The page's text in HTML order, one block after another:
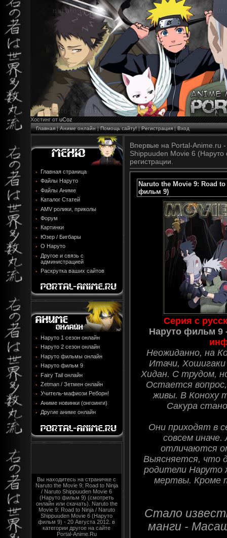
Хостинг от uCoz
Главная|Аниме онлайн|Помощь сайту!|Регистрация|Вход
Главная страница
Файлы Наруто
Файлы Аниме
Каталог Статей
AMV ролики, приколы
Форум
Картинки
Юзер / Бигбары
О Наруто
Другое и связь с
администрацией
Раскрутка ваших сайтов
Наруто 1 сезон онлайн
Наруто 2 сезон онлайн
Наруто фильмы онлайн
Наруто фильм 9
Fairy Tail онлайн
Zetman / Зетмен онлайн
Учитель-мафиози Реборн!
Аниме новинки (онгоинги)
Другие аниме онлайн
Вы находитесь на страничке с
Naruto the Movie 9: Road to Ninja
/ Naruto Shippuuden Movie 6
(Наруто фильм 9) (смотреть
онлайн или скачать). Naruto the
Movie 9: Road to Ninja / Naruto
Shippuuden Movie 6 (Наруто
фильм 9) - 20 Августа 2012. в
категории другое на сайте
Portal-Anime.Ru
Впервые на Portal-Anime.ru
Shippuuden Movie 6
регистрации.
Naruto the Movie 9: Road
фильм 9)
Серия с
Наруто фильм 9
Неожиданно, на
Итачи, Хошигаки
Хидан. С трудом,
Остается
живы. В Коноху
Сакура
Они приходят в
совсем
отличаются
Выясняется, что
родители Наруто
мертвы. Кроме
Стало
манги -